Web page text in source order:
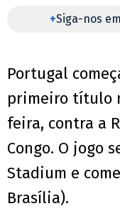
+Siga-nos em
Portugal
primeiro título
feira, contra a
Congo. O jogo
Stadium e
Brasília).